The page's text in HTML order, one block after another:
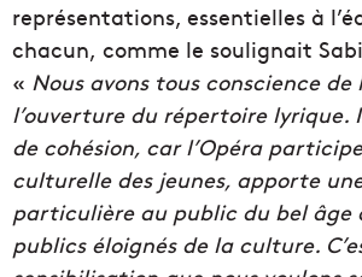
représentations, essentielles à
chacun, comme le soulignait
« Nous avons tous conscience
l’ouverture du répertoire lyrique.
de cohésion, car l’Opéra
culturelle des jeunes, apporte
particulière au public du bel âge
publics éloignés de la culture.